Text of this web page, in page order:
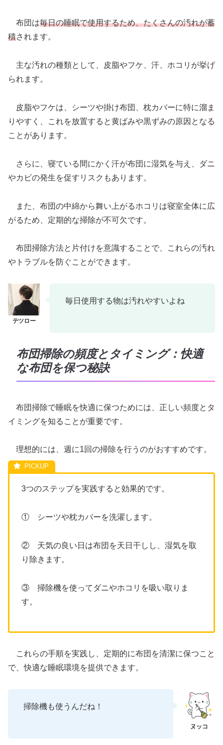
布団は毎日の睡眠で使用するため、たくさんの汚れが蓄
積されます。
主な汚れの種類として、皮脂やフケ、汗、ホコリが挙げ
られます。
皮脂やフケは、シーツや掛け布団、枕カバーに特に溜ま
りやすく、これを放置すると黄ばみや黒ずみの原因となる
ことがあります。
さらに、寝ている間にかく汗が布団に湿気を与え、ダニ
やカビの発生を促すリスクもあります。
また、布団の中綿から舞い上がるホコリは寝室全体に広
がるため、定期的な掃除が不可欠です。
布団掃除方法と片付けを意識することで、これらの汚れ
やトラブルを防ぐことができます。
毎日使用する物は汚れやすいよね
布団掃除の頻度とタイミング：快適
な布団を保つ秘訣
布団掃除で睡眠を快適に保つためには、正しい頻度とタ
イミングを知ることが重要です。
理想的には、週に1回の掃除を行うのがおすすめです。
3つのステップを実践すると効果的です。
① シーツや枕カバーを洗濯します。
② 天気の良い日は布団を天日干しし、湿気を取
り除きます。
③ 掃除機を使ってダニやホコリを吸い取りま
す。
これらの手順を実践し、定期的に布団を清潔に保つこと
で、快適な睡眠環境を提供できます。
掃除機も使うんだね！